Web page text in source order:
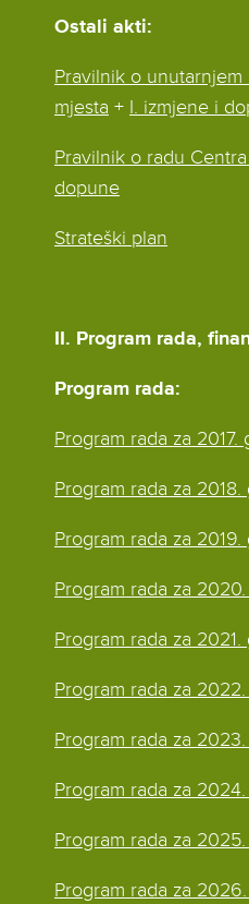
Ostali akti:
Pravilnik o
mjesta + I. izmjene i
Pravilnik o radu
dopune
Strateški plan
II. Program rada,
Program rada:
Program rada za 2017.
Program rada za
Program rada za
Program rada za
Program rada za
Program rada za
Program rada za
Program rada za
Program rada za
Program rada za